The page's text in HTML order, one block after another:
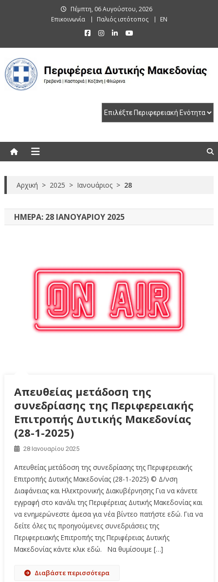
Πέμπτη, 06 Αυγούστου, 2026
Επικοινωνία
Παλιός ιστότοπος EN
Αρχική > 2025 > Ιανουάριος > 28
ΗΜΈΡΑ: 28 ΙΑΝΟΥΑΡΊΟΥ 2025
Απευθείας μετάδοση της
συνεδρίασης της Περιφερειακής
Επιτροπής Δυτικής Μακεδονίας
(28-1-2025)
28 Ιανουαρίου 2025
Απευθείας μετάδοση της συνεδρίασης της Περιφερειακής
Επιτροπής Δυτικής Μακεδονίας (28-1-2025) © Δ/νση
Διαφάνειας και Ηλεκτρονικής Διακυβέρνησης Για να κάνετε
εγγραφή στο κανάλι της Περιφέρειας Δυτικής Μακεδονίας και
να ενημερώνεστε άμεσα για νέα βίντεο πατήστε εδώ. Για να
δείτε όλες τις προηγούμενες συνεδριάσεις της
Περιφερειακής Επιτροπής της Περιφέρειας Δυτικής
Μακεδονίας κάντε κλικ εδώ. Να θυμίσουμε […]
Διαβάστε περισσότερα